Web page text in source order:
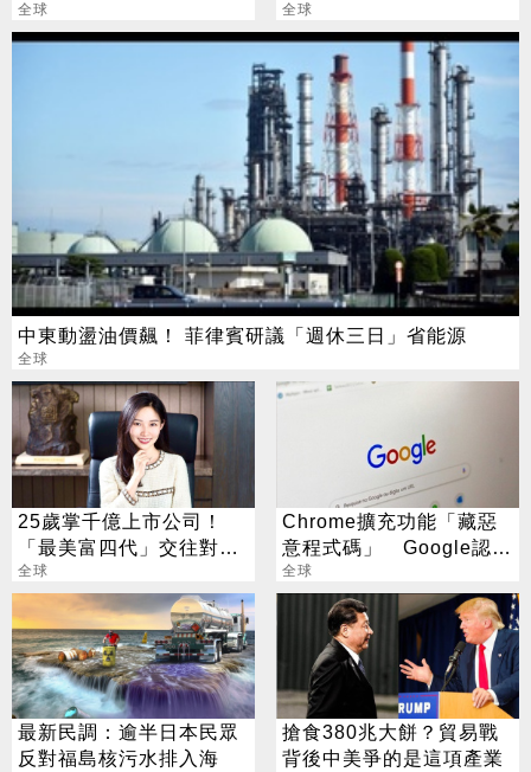
進口價
全球
呆：商業奇才
全球
中東動盪油價飆！ 菲律賓研議「週休三日」省能源
全球
25歲掌千億上市公司！
「最美富四代」交往對象
竟是他
全球
Chrome擴充功能「藏惡
意程式碼」 Google認
了：已下架
全球
最新民調：逾半日本民眾
反對福島核污水排入海
搶食380兆大餅？貿易戰
背後中美爭的是這項產業